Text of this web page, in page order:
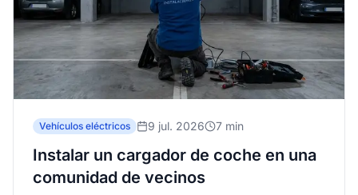
Vehículos eléctricos 9 jul. 2026 7 min
Instalar un cargador de coche en una
comunidad de vecinos